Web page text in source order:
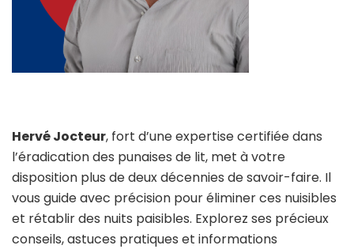
Hervé Jocteur, fort d’une expertise certifiée dans
l’éradication des punaises de lit, met à votre
disposition plus de deux décennies de savoir-faire. Il
vous guide avec précision pour éliminer ces nuisibles
et rétablir des nuits paisibles. Explorez ses précieux
conseils, astuces pratiques et informations